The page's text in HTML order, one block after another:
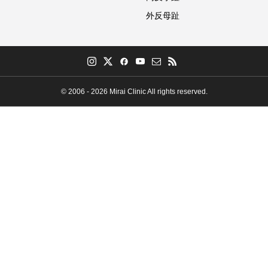
外反母趾
© 2006 - 2026 Mirai Clinic All rights reserved.